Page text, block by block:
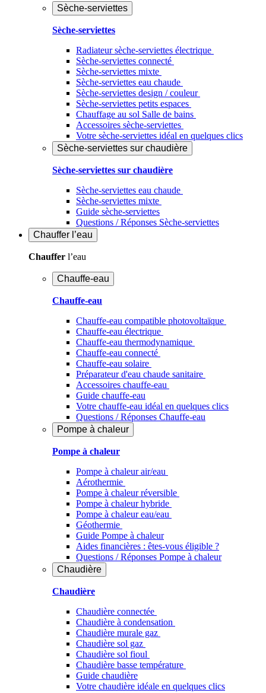
Sèche-serviettes
Sèche-serviettes
Radiateur sèche-serviettes électrique
Sèche-serviettes connecté
Sèche-serviettes mixte
Sèche-serviettes eau chaude
Sèche-serviettes design / couleur
Sèche-serviettes petits espaces
Chauffage au sol Salle de bains
Accessoires sèche-serviettes
Votre sèche-serviettes idéal en quelques clics
Sèche-serviettes sur chaudière
Sèche-serviettes sur chaudière
Sèche-serviettes eau chaude
Sèche-serviettes mixte
Guide sèche-serviettes
Questions / Réponses Sèche-serviettes
Chauffer l’eau
Chauffer l’eau
Chauffe-eau
Chauffe-eau
Chauffe-eau compatible photovoltaïque
Chauffe-eau électrique
Chauffe-eau thermodynamique
Chauffe-eau connecté
Chauffe-eau solaire
Préparateur d'eau chaude sanitaire
Accessoires chauffe-eau
Guide chauffe-eau
Votre chauffe-eau idéal en quelques clics
Questions / Réponses Chauffe-eau
Pompe à chaleur
Pompe à chaleur
Pompe à chaleur air/eau
Aérothermie
Pompe à chaleur réversible
Pompe à chaleur hybride
Pompe à chaleur​ eau/eau
Géothermie
Guide Pompe à chaleur
Aides financières : êtes-vous éligible ?
Questions / Réponses Pompe à chaleur
Chaudière
Chaudière
Chaudière connectée
Chaudière à condensation
Chaudière murale gaz
Chaudière sol gaz
Chaudière sol fioul
Chaudière basse température
Guide chaudière
Votre chaudière idéale en quelques clics